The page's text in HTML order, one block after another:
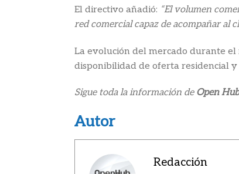
El directivo añadió: “El volumen
red comercial capaz de acompañar al
La evolución del mercado durante
disponibilidad de oferta residencial
Sigue toda la información de Open
Autor
Redacción